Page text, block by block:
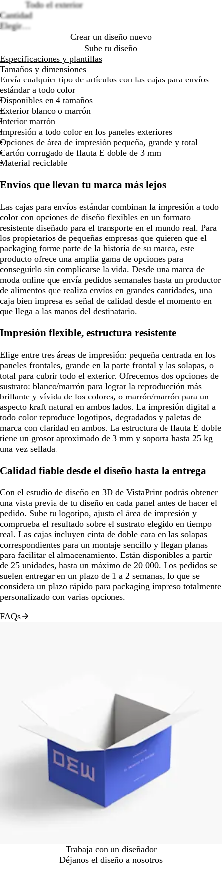
por
la
imagen
por
Todo el exterior
Cantidad
Elegir…
Crear un diseño nuevo
Sube tu diseño
Especificaciones y plantillas
Tamaños y dimensiones
Envía cualquier tipo de artículos con las cajas para envíos
estándar a todo color
Disponibles en 4 tamaños
Exterior blanco o marrón
Interior marrón
Impresión a todo color en los paneles exteriores
Opciones de área de impresión pequeña, grande y total
Cartón corrugado de flauta E doble de 3 mm
Material reciclable
Envíos que llevan tu marca más lejos
Las cajas para envíos estándar combinan la impresión a todo
color con opciones de diseño flexibles en un formato
resistente diseñado para el transporte en el mundo real. Para
los propietarios de pequeñas empresas que quieren que el
packaging forme parte de la historia de su marca, este
producto ofrece una amplia gama de opciones para
conseguirlo sin complicarse la vida. Desde una marca de
moda online que envía pedidos semanales hasta un productor
de alimentos que realiza envíos en grandes cantidades, una
caja bien impresa es señal de calidad desde el momento en
que llega a las manos del destinatario.
Impresión flexible, estructura resistente
Elige entre tres áreas de impresión: pequeña centrada en los
paneles frontales, grande en la parte frontal y las solapas, o
total para cubrir todo el exterior. Ofrecemos dos opciones de
sustrato: blanco/marrón para lograr la reproducción más
brillante y vívida de los colores, o marrón/marrón para un
aspecto kraft natural en ambos lados. La impresión digital a
todo color reproduce logotipos, degradados y paletas de
marca con claridad en ambos. La estructura de flauta E doble
tiene un grosor aproximado de 3 mm y soporta hasta 25 kg
una vez sellada.
Calidad fiable desde el diseño hasta la entrega
Con el estudio de diseño en 3D de VistaPrint podrás obtener
una vista previa de tu diseño en cada panel antes de hacer el
pedido. Sube tu logotipo, ajusta el área de impresión y
comprueba el resultado sobre el sustrato elegido en tiempo
real. Las cajas incluyen cinta de doble cara en las solapas
correspondientes para un montaje sencillo y llegan planas
para facilitar el almacenamiento. Están disponibles a partir
de 25 unidades, hasta un máximo de 20 000. Los pedidos se
suelen entregar en un plazo de 1 a 2 semanas, lo que se
considera un plazo rápido para packaging impreso totalmente
personalizado con varias opciones.
FAQs
Trabaja con un diseñador
Déjanos el diseño a nosotros